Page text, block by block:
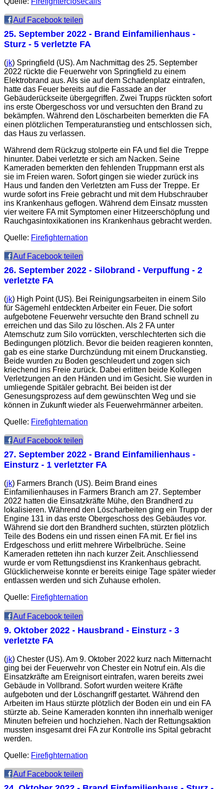
Auf Facebook teilen
25. September 2022 - Brand Einfamilienhaus -
Sturz - 5 verletzte FA
(jk) Springfield (US). Am Nachmittag des 25. September
2022 rückte die Feuerwehr von Springfield zu einem
Elektrobrand aus. Als sie auf dem Schadenplatz eintrafen,
hatte das Feuer bereits auf die Fassade an der
Gebäuderückseite übergegriffen. Zwei Trupps rückten sofort
ins erste Obergeschoss vor und versuchten den Brand zu
bekämpfen. Während den Löscharbeiten bemerkten die FA
einen plötzlichen Temperaturanstieg und entschlossen sich,
das Haus zu verlassen.
Während dem Rückzug stolperte ein FA und fiel die Treppe
hinunter. Dabei verletzte er sich am Nacken. Seine
Kameraden bemerkten den fehlenden Truppmann erst als
sie im Freien waren. Sofort gingen sie wieder zurück ins
Haus und fanden den Verletzten am Fuss der Treppe. Er
wurde sofort ins Freie gebracht und mit dem Hubschrauber
ins Krankenhaus geflogen. Während dem Einsatz mussten
vier weitere FA mit Symptomen einer Hitzeerschöpfung und
Rauchgasintoxikationen ins Krankenhaus gebracht werden.
Quelle: Firefighternation
Auf Facebook teilen
26. September 2022 - Silobrand - Verpuffung - 2
verletzte FA
(jk) High Point (US). Bei Reinigungsarbeiten in einem Silo
für Sägemehl entdeckten Arbeiter ein Feuer. Die sofort
aufgebotene Feuerwehr versuchte den Brand schnell zu
erreichen und das Silo zu löschen. Als 2 FA unter
Atemschutz zum Silo vorrückten, verschlechterten sich die
Bedingungen plötzlich. Bevor die beiden reagieren konnten,
gab es eine starke Durchzündung mit einem Druckanstieg.
Beide wurden zu Boden geschleudert und zogen sich
kriechend ins Freie zurück. Dabei erlitten beide Kollegen
Verletzungen an den Händen und im Gesicht. Sie wurden in
umliegende Spitäler gebracht. Bei beiden ist der
Genesungsprozess auf dem gewünschten Weg und sie
können in Zukunft wieder als Feuerwehrmänner arbeiten.
Quelle: Firefighternation
Auf Facebook teilen
27. September 2022 - Brand Einfamilienhaus -
Einsturz - 1 verletzter FA
(jk) Farmers Branch (US). Beim Brand eines
Einfamilienhauses in Farmers Branch am 27. September
2022 hatten die Einsatzkräfte Mühe, den Brandherd zu
lokalisieren. Während den Löscharbeiten ging ein Trupp der
Engine 131 in das erste Obergeschoss des Gebäudes vor.
Während sie dort den Brandherd suchten, stürzten plötzlich
Teile des Bodens ein und rissen einen FA mit. Er fiel ins
Erdgeschoss und erlitt mehrere Wirbelbrüche. Seine
Kameraden retteten ihn nach kurzer Zeit. Anschliessend
wurde er vom Rettungsdienst ins Krankenhaus gebracht.
Glücklicherweise konnte er bereits einige Tage später wieder
entlassen werden und sich Zuhause erholen.
Quelle: Firefighternation
Auf Facebook teilen
9. Oktober 2022 - Hausbrand - Einsturz - 3
verletzte FA
(jk) Chester (US). Am 9. Oktober 2022 kurz nach Mitternacht
ging bei der Feuerwehr von Chester ein Notruf ein. Als die
Einsatzkräfte am Ereignisort eintrafen, waren bereits zwei
Gebäude in Vollbrand. Sofort wurden weitere Kräfte
aufgeboten und der Löschangriff gestartet. Während den
Arbeiten im Haus stürzte plötzlich der Boden ein und ein FA
stürzte ab. Seine Kameraden konnten ihn innerhalb weniger
Minuten befreien und hochziehen. Nach der Rettungsaktion
mussten insgesamt drei FA zur Kontrolle ins Spital gebracht
werden.
Quelle: Firefighternation
Auf Facebook teilen